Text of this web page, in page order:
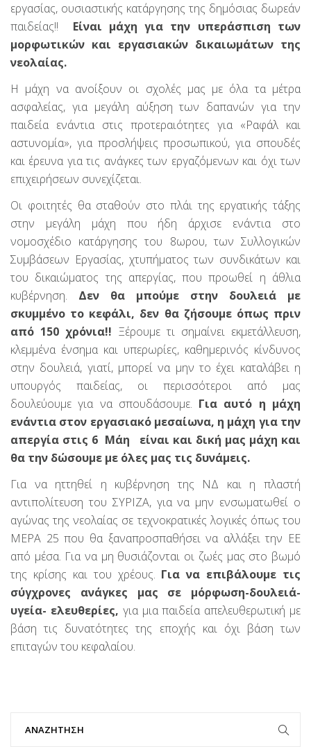
εργασίας, ουσιαστικής κατάργησης της δημόσιας δωρεάν
παιδείας!! Είναι μάχη για την υπεράσπιση των
μορφωτικών και εργασιακών δικαιωμάτων της
νεολαίας.
Η μάχη να ανοίξουν οι σχολές μας με όλα τα μέτρα
ασφαλείας, για μεγάλη αύξηση των δαπανών για την
παιδεία ενάντια στις προτεραιότητες για «Ραφάλ και
αστυνομία», για προσλήψεις προσωπικού, για σπουδές
και έρευνα για τις ανάγκες των εργαζόμενων και όχι των
επιχειρήσεων συνεχίζεται.
Οι φοιτητές θα σταθούν στο πλάι της εργατικής τάξης
στην μεγάλη μάχη που ήδη άρχισε ενάντια στο
νομοσχέδιο κατάργησης του 8ωρου, των Συλλογικών
Συμβάσεων Εργασίας, χτυπήματος των συνδικάτων και
του δικαιώματος της απεργίας, που προωθεί η άθλια
κυβέρνηση. Δεν θα μπούμε στην δουλειά με
σκυμμένο το κεφάλι, δεν θα ζήσουμε όπως πριν
από 150 χρόνια!! Ξέρουμε τι σημαίνει εκμετάλλευση,
κλεμμένα ένσημα και υπερωρίες, καθημερινός κίνδυνος
στην δουλειά, γιατί, μπορεί να μην το έχει καταλάβει η
υπουργός παιδείας, οι περισσότεροι από μας
δουλεύουμε για να σπουδάσουμε. Για αυτό η μάχη
ενάντια στον εργασιακό μεσαίωνα, η μάχη για την
απεργία στις 6 Μάη είναι και δική μας μάχη και
θα την δώσουμε με όλες μας τις δυνάμεις.
Για να ηττηθεί η κυβέρνηση της ΝΔ και η πλαστή
αντιπολίτευση του ΣΥΡΙΖΑ, για να μην ενσωματωθεί ο
αγώνας της νεολαίας σε τεχνοκρατικές λογικές όπως του
ΜΕΡΑ 25 που θα ξαναπροσπαθήσει να αλλάξει την ΕΕ
από μέσα. Για να μη θυσιάζονται οι ζωές μας στο βωμό
της κρίσης και του χρέους. Για να επιβάλουμε τις
σύγχρονες ανάγκες μας σε μόρφωση-δουλειά-
υγεία- ελευθερίες, για μια παιδεία απελευθερωτική με
βάση τις δυνατότητες της εποχής και όχι βάση των
επιταγών του κεφαλαίου.